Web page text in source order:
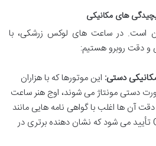
های مکانیکی
است. در ساعت های لوکس زرشکی، با
و دقت روبرو هستیم:
دستی: این موتورها که با هزاران
دستی مونتاژ می شوند، اوج هنر ساعت
آن ها اغلب با گواهی نامه هایی مانند
COSC Chronometer تأیید می شود که نشان دهنده برتری در